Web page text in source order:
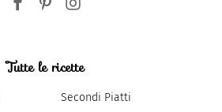
Tutte le ricette
Secondi Piatti